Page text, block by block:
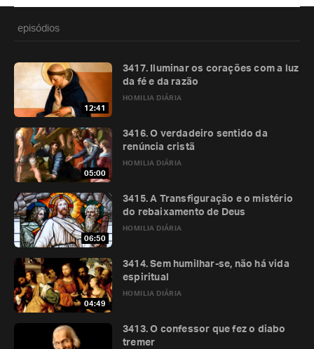
episódios
12:41
HOMILIA DIÁRIA
3417. Iluminar os corações com a luz
da fé e da razão
05:00
HOMILIA DIÁRIA
3416. O verdadeiro sentido da
renúncia cristã
06:50
HOMILIA DIÁRIA
3415. A Transfiguração e o mistério
do rebaixamento de Deus
04:49
HOMILIA DIÁRIA
3414. Sem humilhar-se, não há vida
espiritual
3413. O confessor que fez o diabo
tremer